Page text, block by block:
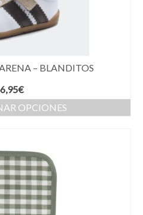
– BLANDITOS
€
OPCIONES